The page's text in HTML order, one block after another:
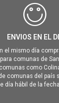
ENVIOS EN EL
el mismo día
comunas de
como
comunas del país
día hábil de la